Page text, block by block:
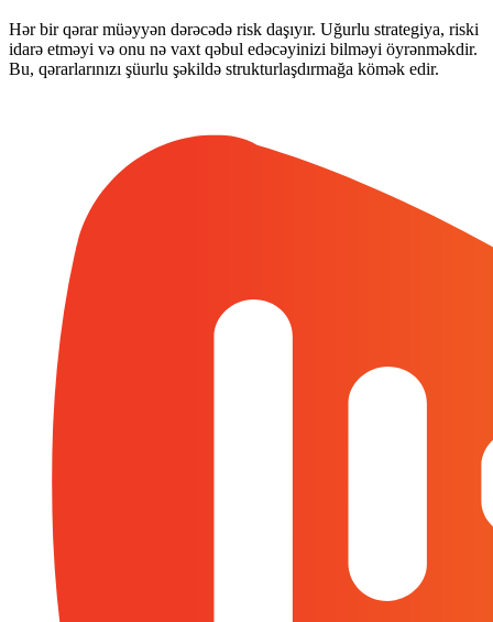
Hər bir qərar müəyyən dərəcədə risk daşıyır. Uğurlu strategiya, riski
idarə etməyi və onu nə vaxt qəbul edəcəyinizi bilməyi öyrənməkdir.
Bu, qərarlarınızı şüurlu şəkildə strukturlaşdırmağa kömək edir.